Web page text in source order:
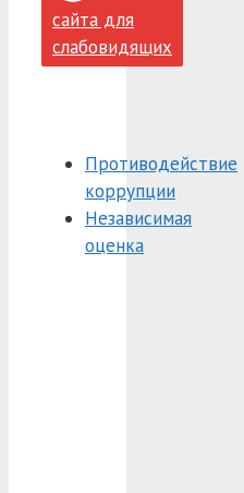
сайта для
слабовидящих
Противодействие
коррупции
Независимая
оценка